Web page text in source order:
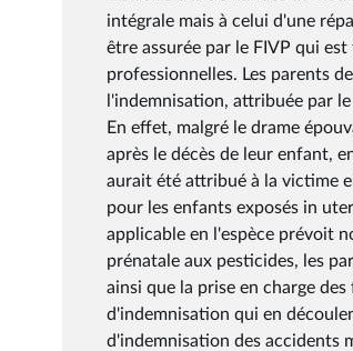
intégrale mais à celui d'une
être assurée par le FIVP qui
professionnelles. Les parents
l'indemnisation, attribuée par
En effet, malgré le drame
après le décès de leur enfant,
aurait été attribué à la victime
pour les enfants exposés in
applicable en l'espèce prévoit
prénatale aux pesticides, les
ainsi que la prise en charge
d'indemnisation qui en
d'indemnisation des accidents